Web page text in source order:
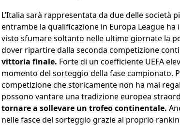
L’Italia sarà rappresentata da due delle società
entrambe la qualificazione in Europa League
visto sfumare soltanto nelle ultime giornate la
dover ripartire dalla seconda competizione
vittoria finale. Forte di un coefficiente UEFA
momento del sorteggio della fase campionato.
competizione che storicamente non ha mai
possono vantare una tradizione europea
tornare a sollevare un trofeo continentale.
nelle fasce del sorteggio grazie al proprio